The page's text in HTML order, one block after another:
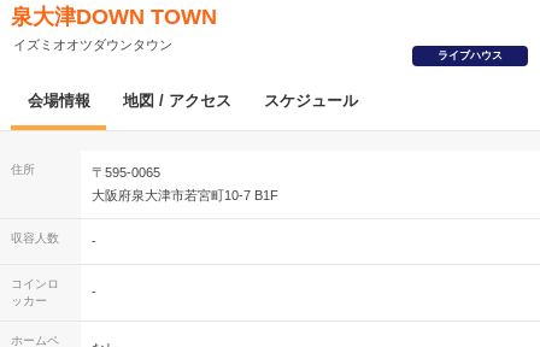
泉大津DOWN TOWN
イズミオオツダウンタウン
ライブハウス
会場情報 地図 / アクセス スケジュール
住所
〒595-0065
大阪府泉大津市若宮町10-7 B1F
収容人数 -
コインロ
ッカー
-
ホームペ